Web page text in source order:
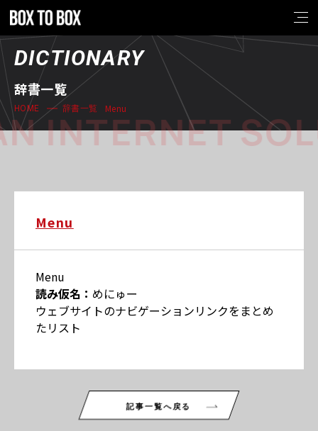
DICTIONARY
辞書一覧
HOME 辞書一覧 Menu
INTERNET
Menu
Menu
読み仮名： めにゅー
ウェブサイトのナビゲーションリンクをまとめ
たリスト
記事一覧へ戻る